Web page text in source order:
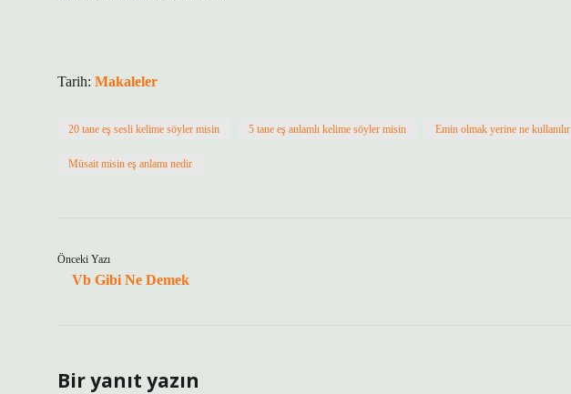
Tarih: Makaleler
20 tane eş sesli kelime söyler misin 5 tane eş anlamlı kelime söyler misin Emin olmak yerine ne kullanılır
Müsait misin eş anlamı nedir
Önceki Yazı
Vb Gibi Ne Demek
Bir yanıt yazın